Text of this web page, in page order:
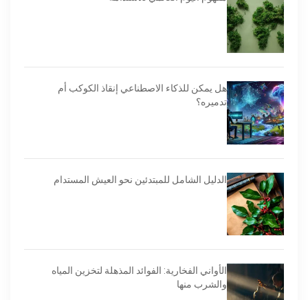
هل يمكن للذكاء الاصطناعي إنقاذ الكوكب أم
تدميره؟
الدليل الشامل للمبتدئين نحو العيش المستدام
الأواني الفخارية: الفوائد المذهلة لتخزين المياه
والشرب منها